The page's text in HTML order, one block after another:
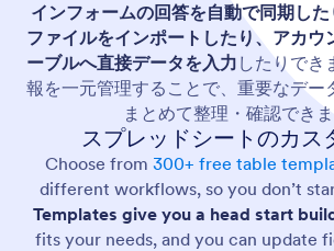
インフォームの回答を自動で同期し
ファイルをインポートしたり、アカウ
ーブルへ直接データを入力 したりでき
報を一元管理することで、重要なデー
まとめて整理・確認できま
スプレッドシートのカス
Choose from 300+ free table
different workflows, so you don’t
Templates give you a head start
fits your needs, and you can update